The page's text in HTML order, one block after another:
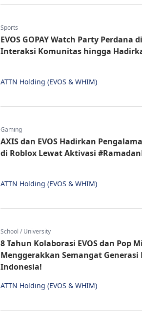
Sports
EVOS GOPAY Watch Party Perdana
Interaksi Komunitas hingga
ATTN Holding (EVOS & WHIM)
Gaming
AXIS dan EVOS Hadirkan
di Roblox Lewat Aktivasi
ATTN Holding (EVOS & WHIM)
School / University
8 Tahun Kolaborasi EVOS dan Pop
Menggerakkan Semangat Generasi
Indonesia!
ATTN Holding (EVOS & WHIM)